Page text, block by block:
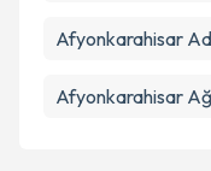
Afyonkarahisar
Afyonkarahisar